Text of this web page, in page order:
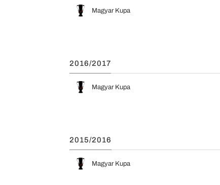
Magyar Kupa
2016/2017
Magyar Kupa
2015/2016
Magyar Kupa